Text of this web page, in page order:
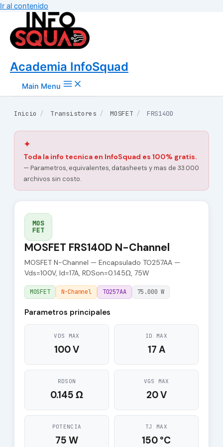
Ir al contenido
Academia InfoSquad
Main Menu
Inicio / Transistores / MOSFET / FRS140D
✦
Toda la info tecnica en InfoSquad es 100% gratis.
— Parametros, equivalentes, datasheets y mas de 33.000
archivos sin costo.
MOS
FET
MOSFET FRS140D N-Channel
MOSFET N-Channel — Encapsulado TO257AA —
Vds=100V, Id=17A, RDSon=0.145Ω, 75W
MOSFET N-Channel TO257AA 75.000 W
Parametros principales
VDS MAX
100 V
ID MAX
17 A
RDSON
0.145 Ω
VGS MAX
20 V
POTENCIA
75 W
TJ MAX
150 °C